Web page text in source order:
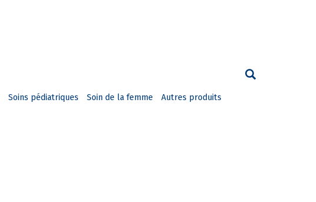
Soins pédiatriques Soin de la femme Autres produits